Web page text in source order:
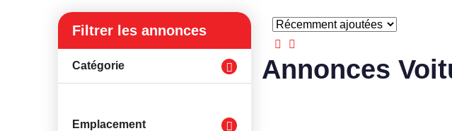
Filtrer les annonces
Catégorie
Emplacement
Annonces